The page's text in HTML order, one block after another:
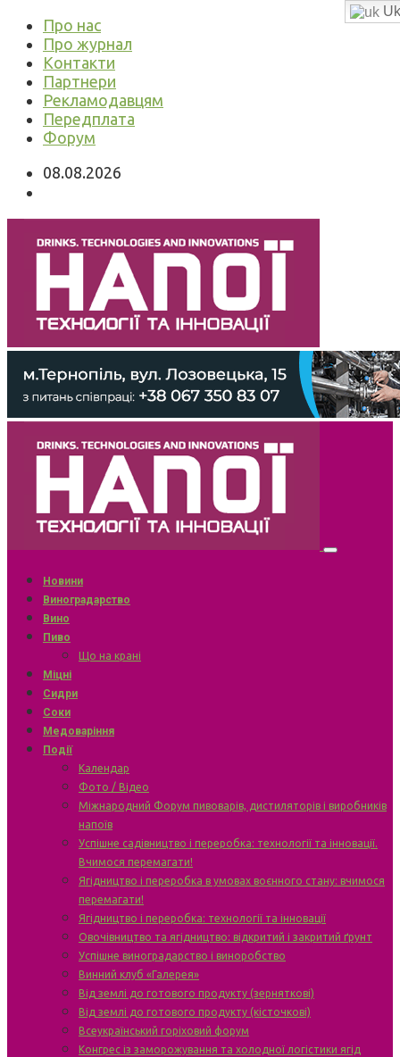
Про нас
Про журнал
Контакти
Партнери
Рекламодавцям
Передплата
Форум
08.08.2026
Новини
Виноградарство
Вино
Пиво
Що на крані
Міцні
Сидри
Соки
Медоваріння
Події
Календар
Фото / Відео
Міжнародний Форум пивоварів, дистиляторів і виробників
напоїв
Успішне садівництво і переробка: технології та інновації.
Вчимося перемагати!
Ягідництво і переробка в умовах воєнного стану: вчимося
перемагати!
Ягідництво і переробка: технології та інновації
Овочівництво та ягідництво: відкритий і закритий ґрунт
Успішне виноградарство і виноробство
Винний клуб «Галерея»
Від землі до готового продукту (зерняткові)
Від землі до готового продукту (кісточкові)
Всеукраїнський горіховий форум
Конгрес із заморожування та холодної логістики ягід